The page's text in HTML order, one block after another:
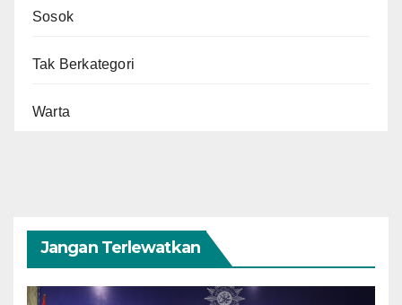
Sosok
Tak Berkategori
Warta
Jangan Terlewatkan